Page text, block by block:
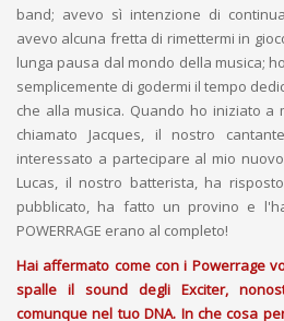
band; avevo sì intenzione di
avevo alcuna fretta di rimettermi in
lunga pausa dal mondo della musica;
semplicemente di godermi il tempo
che alla musica. Quando ho iniziato a
chiamato Jacques, il nostro
interessato a partecipare al mio
Lucas, il nostro batterista, ha
pubblicato, ha fatto un provino e
POWERRAGE erano al completo!
Hai affermato come con i Powerrage
spalle il sound degli Exciter,
comunque nel tuo DNA. In che cosa